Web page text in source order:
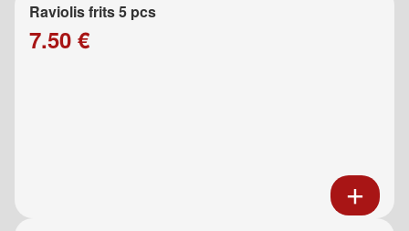
Raviolis frits 5 pcs
7.50 €